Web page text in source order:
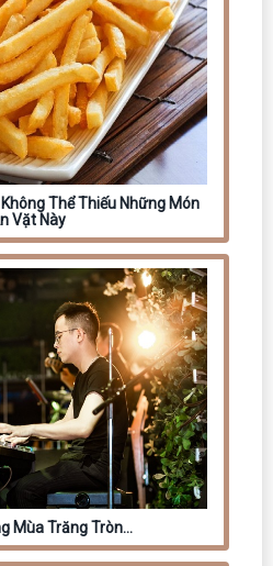
Thể Thiếu Những Món
Vặt Này
Mùa Trăng Tròn…